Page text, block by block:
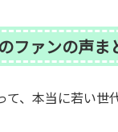
ファンの声ま
て、本当に若い世